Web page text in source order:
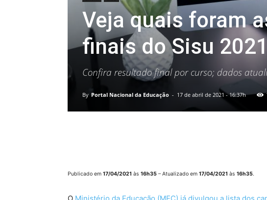
Veja quais foram
finais do Sisu
Confira resultado final por curso; dados
By Portal Nacional da Educação - 17 de abril de 2021 - 16:37h
Publicado em 17/04/2021 às 16h35 – Atualizado em 17/04/2021 às 16h35.